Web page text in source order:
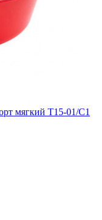
мягкий Т15-01/С1